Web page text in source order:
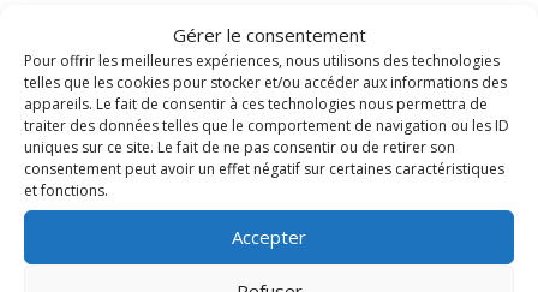
Gérer le consentement
Pour offrir les meilleures expériences, nous utilisons des technologies
telles que les cookies pour stocker et/ou accéder aux informations des
appareils. Le fait de consentir à ces technologies nous permettra de
traiter des données telles que le comportement de navigation ou les ID
uniques sur ce site. Le fait de ne pas consentir ou de retirer son
consentement peut avoir un effet négatif sur certaines caractéristiques
et fonctions.
Accepter
Publications récentes